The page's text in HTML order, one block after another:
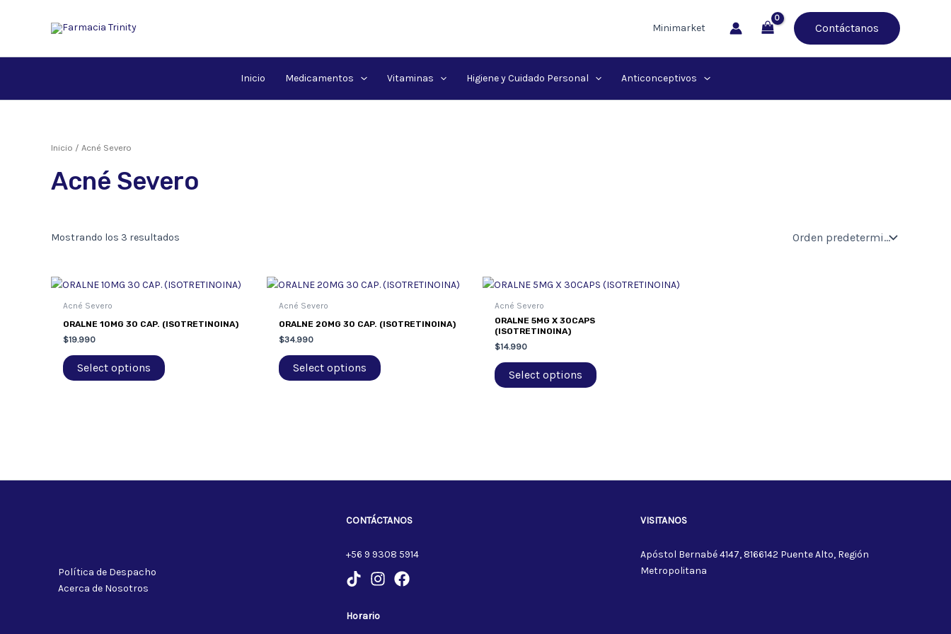
Minimarket Contáctanos
Inicio Medicamentos Vitaminas Higiene y Cuidado Personal Anticonceptivos
Inicio / Acné Severo
Acné Severo
Mostrando los 3 resultados
Acné Severo
ORALNE 10MG 30 CAP. (ISOTRETINOINA)
$19.990
Select options
Acné Severo
ORALNE 20MG 30 CAP. (ISOTRETINOINA)
$34.990
Select options
Acné Severo
ORALNE 5MG X 30CAPS
(ISOTRETINOINA)
$14.990
Select options
Política de Despacho
Acerca de Nosotros
CONTÁCTANOS
+56 9 9308 5914
Horario
VISITANOS
Apóstol Bernabé 4147, 8166142 Puente Alto, Región
Metropolitana